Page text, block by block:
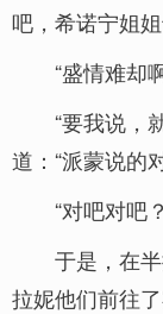
吧，希诺宁姐
“盛情难却
“要我说，
道：“派蒙说的
“对吧对吧
于是，在
拉妮他们前往了